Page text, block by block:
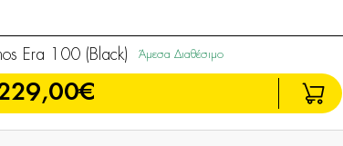
Era 100 (Black) Άμεσα Διαθέσιμο